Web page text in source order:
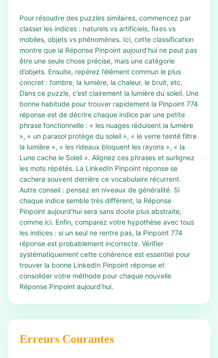
Pour résoudre des puzzles similaires, commencez par
classer les indices : naturels vs artificiels, fixes vs
mobiles, objets vs phénomènes. Ici, cette classification
montre que la Réponse Pinpoint aujourd’hui ne peut pas
être une seule chose précise, mais une catégorie
d’objets. Ensuite, repérez l’élément commun le plus
concret : l’ombre, la lumière, la chaleur, le bruit, etc.
Dans ce puzzle, c’est clairement la lumière du soleil. Une
bonne habitude pour trouver rapidement la Pinpoint 774
réponse est de décrire chaque indice par une petite
phrase fonctionnelle : « les nuages réduisent la lumière
», « un parasol protège du soleil », « le verre teinté filtre
la lumière », « les rideaux bloquent les rayons », « la
Lune cache le Soleil ». Alignez ces phrases et surlignez
les mots répétés. La LinkedIn Pinpoint réponse se
cachera souvent derrière ce vocabulaire récurrent.
Autre conseil : pensez en niveaux de généralité. Si
chaque indice semble très différent, la Réponse
Pinpoint aujourd’hui sera sans doute plus abstraite,
comme ici. Enfin, comparez votre hypothèse avec tous
les indices : si un seul ne rentre pas, la Pinpoint 774
réponse est probablement incorrecte. Vérifier
systématiquement cette cohérence est essentiel pour
trouver la bonne LinkedIn Pinpoint réponse et
consolider votre méthode pour chaque nouvelle
Réponse Pinpoint aujourd’hui.
Erreurs Courantes